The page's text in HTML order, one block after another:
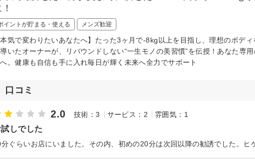
イントが貯まる・使える メンズ歓迎
本気で変わりたいあなたへ】たった3ヶ月で-8kg以上を目指し、理想のボデ
いたオーナーが、リバウンドしない“一生モノの美習慣”を伝授！あなた専
。健康も自信も手に入れ毎日が輝く未来へ全力でサポート
口コミ
2.0 技術：3 サービス：2 雰囲気：1
試しでした